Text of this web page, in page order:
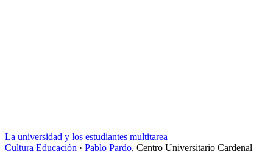
La universidad y los estudiantes multitarea
Cultura Educación · Pablo Pardo, Centro Universitario Cardenal